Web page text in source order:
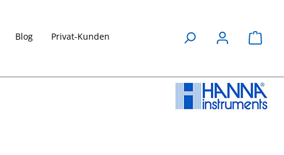
Blog Privat-Kunden